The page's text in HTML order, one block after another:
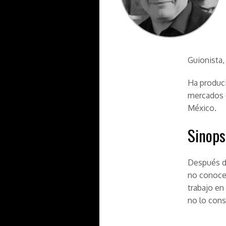
Ha
mercados
México.
Después
no
trabajo
no lo